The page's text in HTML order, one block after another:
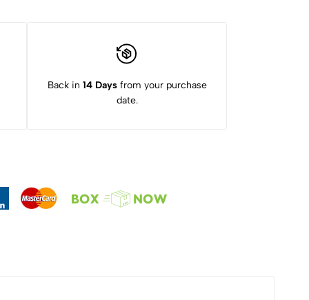
Back in 14 Daysfrom your purchase
date.